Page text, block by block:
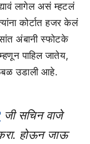
लागेल असं म्हटलं
कोर्टात हजर केलं
अंबानी स्फोटके
पाहिल जातेय,
उडाली आहे.
जी सचिन वाजे
होऊन जाऊ